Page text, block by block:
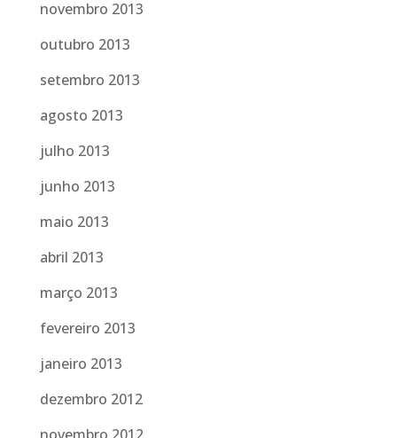
novembro 2013
outubro 2013
setembro 2013
agosto 2013
julho 2013
junho 2013
maio 2013
abril 2013
março 2013
fevereiro 2013
janeiro 2013
dezembro 2012